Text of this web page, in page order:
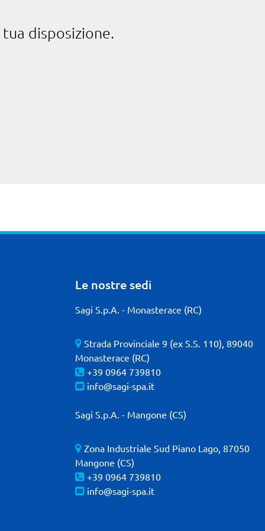
disposizione.
Le nostre sedi
Sagi S.p.A. - Monasterace (RC)
Strada Provinciale 9 (ex S.S. 110), 89040
Monasterace (RC)
+39 0964 739810
info@sagi-spa.it
Sagi S.p.A. - Mangone (CS)
Zona Industriale Sud Piano Lago, 87050
Mangone (CS)
+39 0964 739810
info@sagi-spa.it